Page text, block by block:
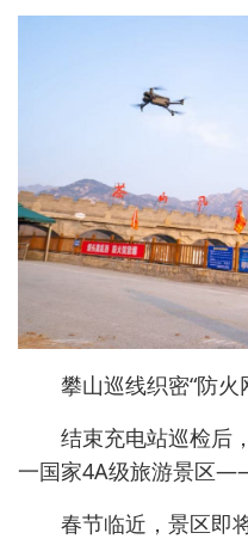
攀山巡线织密“防
结束充电站巡检后
一国家4A级旅游景区
春节临近，景区即